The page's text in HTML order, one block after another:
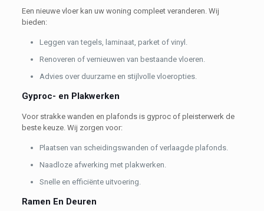
Een nieuwe vloer kan uw woning compleet veranderen. Wij
bieden:
Leggen van tegels, laminaat, parket of vinyl.
Renoveren of vernieuwen van bestaande vloeren.
Advies over duurzame en stijlvolle vloeropties.
Gyproc- en Plakwerken
Voor strakke wanden en plafonds is gyproc of pleisterwerk de
beste keuze. Wij zorgen voor:
Plaatsen van scheidingswanden of verlaagde plafonds.
Naadloze afwerking met plakwerken.
Snelle en efficiënte uitvoering.
Ramen En Deuren